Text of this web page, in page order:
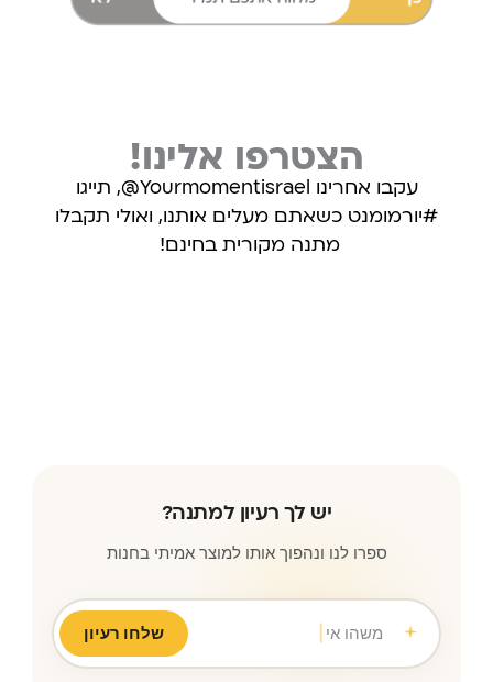
הצטרפו אלינו!
עקבו אחרינו Yourmomentisrael@, תייגו
#יורמומנט כשאתם מעלים אותנו, ואולי תקבלו
מתנה מקורית בחינם!
יש לך רעיון למתנה?
ספרו לנו ונהפוך אותו למוצר אמיתי בחנות
משהו אישי לחברה הכי טובה שלחו רעיון